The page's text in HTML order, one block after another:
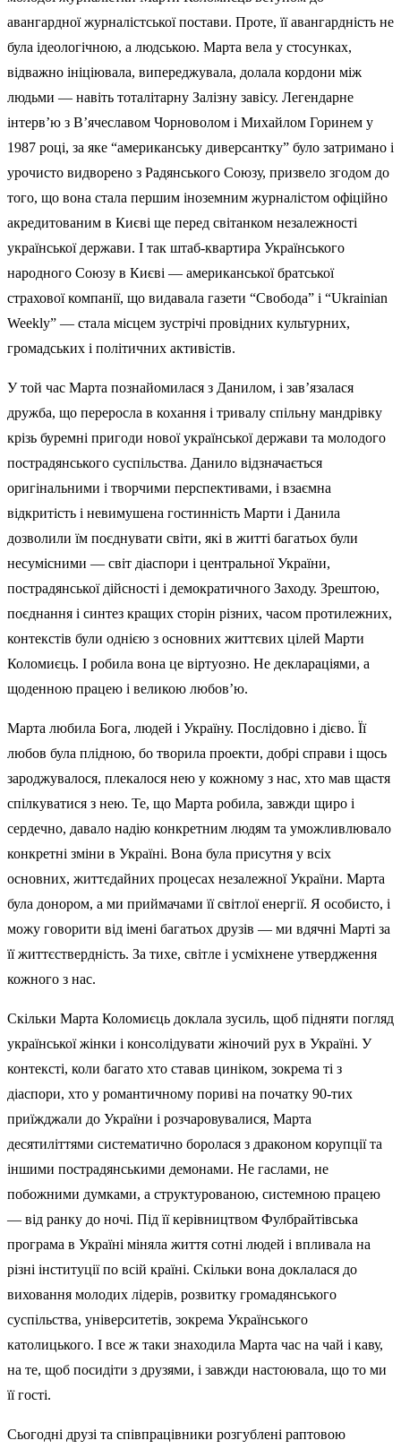
авангардної журналістської постави. Проте, її авангардність не
була ідеологічною, а людською. Марта вела у стосунках,
відважно ініціювала, випереджувала, долала кордони між
людьми — навіть тоталітарну Залізну завісу. Легендарне
інтерв’ю з В’ячеславом Чорноволом і Михайлом Горинем у
1987 році, за яке “американську диверсантку” було затримано і
урочисто видворено з Радянського Союзу, призвело згодом до
того, що вона стала першим іноземним журналістом офіційно
акредитованим в Києві ще перед світанком незалежності
української держави. І так штаб-квартира Українського
народного Союзу в Києві — американської братської
страхової компанії, що видавала газети “Свобода” і “Ukrainian
Weekly” — стала місцем зустрічі провідних культурних,
громадських і політичних активістів.
У той час Марта познайомилася з Данилом, і зав’язалася
дружба, що переросла в кохання і тривалу спільну мандрівку
крізь буремні пригоди нової української держави та молодого
пострадянського суспільства. Данило відзначається
оригінальними і творчими перспективами, і взаємна
відкритість і невимушена гостинність Марти і Данила
дозволили їм поєднувати світи, які в житті багатьох були
несумісними — світ діаспори і центральної України,
пострадянської дійсності і демократичного Заходу. Зрештою,
поєднання і синтез кращих сторін різних, часом протилежних,
контекстів були однією з основних життєвих цілей Марти
Коломиєць. І робила вона це віртуозно. Не деклараціями, а
щоденною працею і великою любов’ю.
Марта любила Бога, людей і Україну. Послідовно і дієво. Її
любов була плідною, бо творила проекти, добрі справи і щось
зароджувалося, плекалося нею у кожному з нас, хто мав щастя
спілкуватися з нею. Те, що Марта робила, завжди щиро і
сердечно, давало надію конкретним людям та уможливлювало
конкретні зміни в Україні. Вона була присутня у всіх
основних, життєдайних процесах незалежної України. Марта
була донором, а ми приймачами її світлої енергії. Я особисто, і
можу говорити від імені багатьох друзів — ми вдячні Марті за
її життєствердність. За тихе, світле і усміхнене утвердження
кожного з нас.
Скільки Марта Коломиєць доклала зусиль, щоб підняти погляд
української жінки і консолідувати жіночий рух в Україні. У
контексті, коли багато хто ставав циніком, зокрема ті з
діаспори, хто у романтичному пориві на початку 90-тих
приїжджали до України і розчаровувалися, Марта
десятиліттями систематично боролася з драконом корупції та
іншими пострадянськими демонами. Не гаслами, не
побожними думками, а структурованою, системною працею
— від ранку до ночі. Під її керівництвом Фулбрайтівська
програма в Україні міняла життя сотні людей і впливала на
різні інституції по всій країні. Скільки вона доклалася до
виховання молодих лідерів, розвитку громадянського
суспільства, університетів, зокрема Українського
католицького. І все ж таки знаходила Марта час на чай і каву,
на те, щоб посидіти з друзями, і завжди настоювала, що то ми
її гості.
Сьогодні друзі та співпрацівники розгублені раптовою